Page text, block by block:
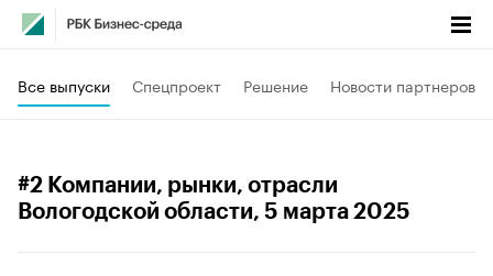
Все выпуски Спецпроект Решение Новости партнеров
#2 Компании, рынки, отрасли
Вологодской области, 5 марта 2025